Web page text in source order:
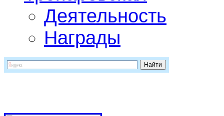
Деятельность
Награды